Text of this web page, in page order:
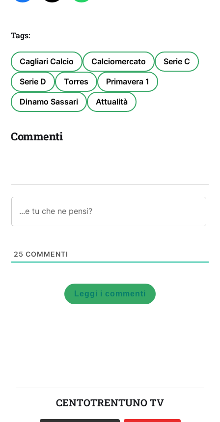
Tags:
Cagliari Calcio Calciomercato Serie C
Serie D Torres Primavera 1
Dinamo Sassari Attualità
Commenti
25 COMMENTI
Leggi i commenti
CENTOTRENTUNO TV